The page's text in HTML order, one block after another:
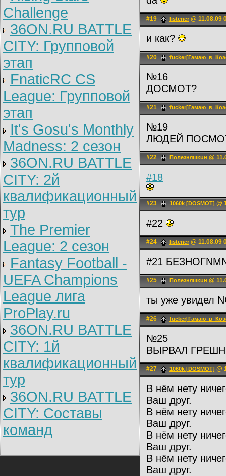
Challenge
36ON.RU BATTLE
CITY: Групповой
этап
FnaticRC CS
League: Групповой
этап
It's Gosu's Monthly
Madness: 2 сезон
36ON.RU BATTLE
CITY: 2й
квалификационный
тур
The Premier
League: 2 cезон
Fantasy Football -
UEFA Champions
League лига
ProPlay.ru
36ON.RU BATTLE
CITY: 1й
квалификационный
тур
36ON.RU BATTLE
CITY: Составы
команд
#19 listener @ 11.08.09
и как?
#20
№16
ДОСМОТ?
#21
№19
ЛЮДЕЙ
#22 Полeзняшкuн @
#18
#23 1060k [DOSMOT] @
#22
#24 listener @ 11.08.09
#21
#25 Полeзняшкuн @
ты уже увидел
#26
№25
ВЫРВАЛ
#27 1060k [DOSMOT] @
В нём нету
Ваш друг.
В нём нету
Ваш друг.
В нём нету
Ваш друг.
В нём нету
Ваш друг.